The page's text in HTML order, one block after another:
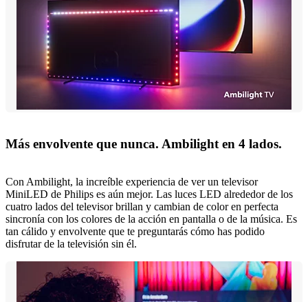
Más envolvente que nunca. Ambilight en 4 lados.
Con Ambilight, la increíble experiencia de ver un televisor
MiniLED de Philips es aún mejor. Las luces LED alrededor de los
cuatro lados del televisor brillan y cambian de color en perfecta
sincronía con los colores de la acción en pantalla o de la música. Es
tan cálido y envolvente que te preguntarás cómo has podido
disfrutar de la televisión sin él.